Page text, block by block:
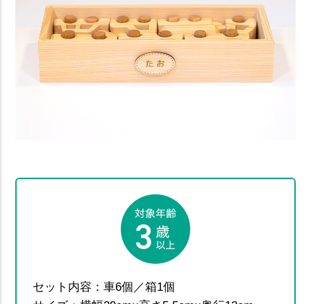
セット内容：車6個／箱1個